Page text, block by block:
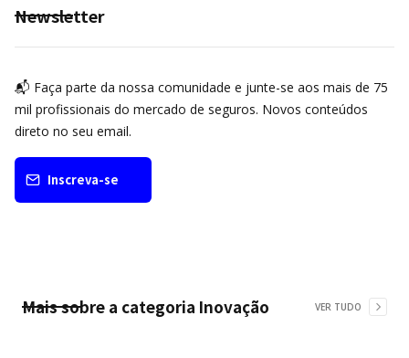
Newsletter
📬 Faça parte da nossa comunidade e junte-se aos mais de 75
mil profissionais do mercado de seguros. Novos conteúdos
direto no seu email.
Inscreva-se
Mais sobre a categoria Inovação VER TUDO